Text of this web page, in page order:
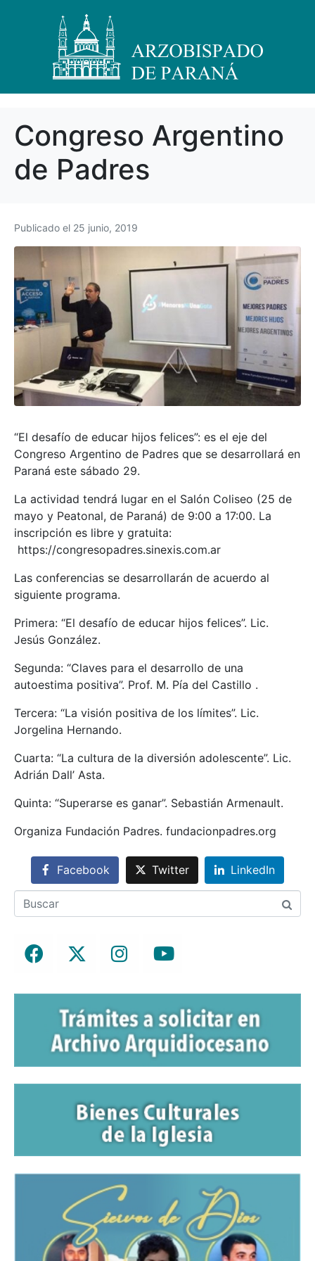
Congreso Argentino
de Padres
Publicado el 25 junio, 2019
“El desafío de educar hijos felices”: es el eje del
Congreso Argentino de Padres que se desarrollará en
Paraná este sábado 29.
La actividad tendrá lugar en el Salón Coliseo (25 de
mayo y Peatonal, de Paraná) de 9:00 a 17:00. La
inscripción es libre y gratuita:
https://congresopadres.sinexis.com.ar
Las conferencias se desarrollarán de acuerdo al
siguiente programa.
Primera: “El desafío de educar hijos felices”. Lic.
Jesús González.
Segunda: “Claves para el desarrollo de una
autoestima positiva”. Prof. M. Pía del Castillo .
Tercera: “La visión positiva de los límites”. Lic.
Jorgelina Hernando.
Cuarta: “La cultura de la diversión adolescente”. Lic.
Adrián Dall’ Asta.
Quinta: “Superarse es ganar”. Sebastián Armenault.
Organiza Fundación Padres. fundacionpadres.org
Facebook Twitter LinkedIn